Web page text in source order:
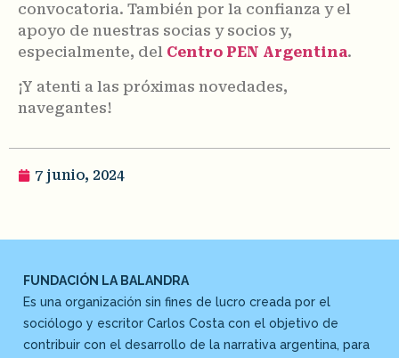
convocatoria. También por la confianza y el
apoyo de nuestras socias y socios y,
especialmente, del Centro PEN Argentina.
¡Y atenti a las próximas novedades,
navegantes!
7 junio, 2024
FUNDACIÓN LA BALANDRA
Es una organización sin fines de lucro creada por el
sociólogo y escritor Carlos Costa con el objetivo de
contribuir con el desarrollo de la narrativa argentina, para